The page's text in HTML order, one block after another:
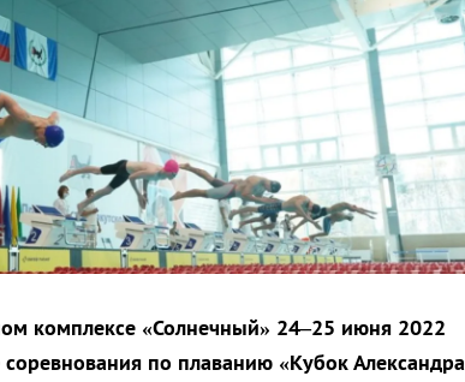
комплексе «Солнечный» 24–25 июня 2022
по плаванию «Кубок Александра